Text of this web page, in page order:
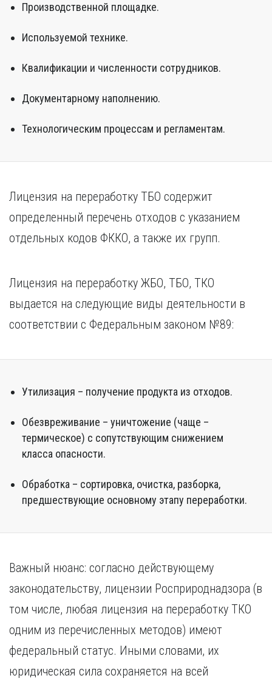
Производственной площадке.
Используемой технике.
Квалификации и численности сотрудников.
Документарному наполнению.
Технологическим процессам и регламентам.
Лицензия на переработку ТБО содержит
определенный перечень отходов с указанием
отдельных кодов ФККО, а также их групп.
Лицензия на переработку ЖБО, ТБО, ТКО
выдается на следующие виды деятельности в
соответствии с Федеральным законом №89:
Утилизация – получение продукта из отходов.
Обезвреживание – уничтожение (чаще –
термическое) с сопутствующим снижением
класса опасности.
Обработка – сортировка, очистка, разборка,
предшествующие основному этапу переработки.
Важный нюанс: согласно действующему
законодательству, лицензии Росприроднадзора (в
том числе, любая лицензия на переработку ТКО
одним из перечисленных методов) имеют
федеральный статус. Иными словами, их
юридическая сила сохраняется на всей